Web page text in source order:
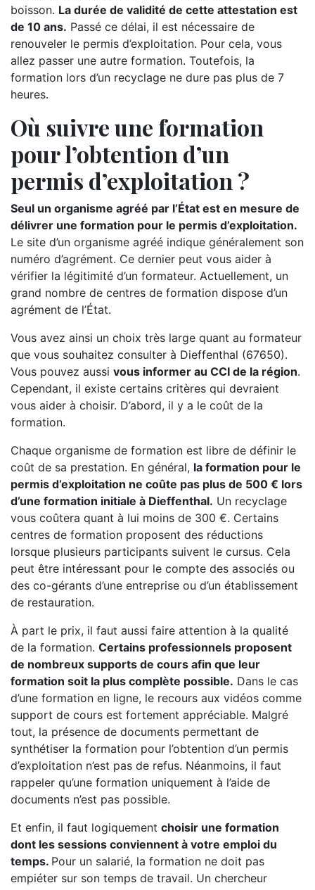
boisson. La durée de validité de cette attestation est
de 10 ans. Passé ce délai, il est nécessaire de
renouveler le permis d’exploitation. Pour cela, vous
allez passer une autre formation. Toutefois, la
formation lors d’un recyclage ne dure pas plus de 7
heures.
Où suivre une formation
pour l’obtention d’un
permis d’exploitation ?
Seul un organisme agréé par l’État est en mesure de
délivrer une formation pour le permis d’exploitation.
Le site d’un organisme agréé indique généralement son
numéro d’agrément. Ce dernier peut vous aider à
vérifier la légitimité d’un formateur. Actuellement, un
grand nombre de centres de formation dispose d’un
agrément de l’État.
Vous avez ainsi un choix très large quant au formateur
que vous souhaitez consulter à Dieffenthal (67650).
Vous pouvez aussi vous informer au CCI de la région.
Cependant, il existe certains critères qui devraient
vous aider à choisir. D’abord, il y a le coût de la
formation.
Chaque organisme de formation est libre de définir le
coût de sa prestation. En général, la formation pour le
permis d’exploitation ne coûte pas plus de 500 € lors
d’une formation initiale à Dieffenthal. Un recyclage
vous coûtera quant à lui moins de 300 €. Certains
centres de formation proposent des réductions
lorsque plusieurs participants suivent le cursus. Cela
peut être intéressant pour le compte des associés ou
des co-gérants d’une entreprise ou d’un établissement
de restauration.
À part le prix, il faut aussi faire attention à la qualité
de la formation. Certains professionnels proposent
de nombreux supports de cours afin que leur
formation soit la plus complète possible. Dans le cas
d’une formation en ligne, le recours aux vidéos comme
support de cours est fortement appréciable. Malgré
tout, la présence de documents permettant de
synthétiser la formation pour l’obtention d’un permis
d’exploitation n’est pas de refus. Néanmoins, il faut
rappeler qu’une formation uniquement à l’aide de
documents n’est pas possible.
Et enfin, il faut logiquement choisir une formation
dont les sessions conviennent à votre emploi du
temps. Pour un salarié, la formation ne doit pas
empiéter sur son temps de travail. Un chercheur